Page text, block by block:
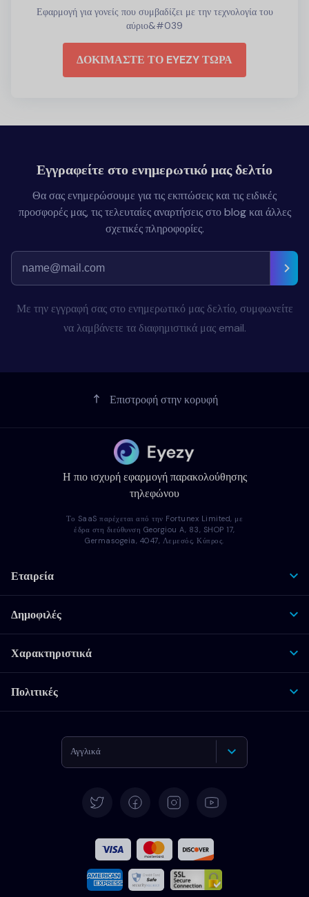
Εφαρμογή για γονείς που συμβαδίζει με την τεχνολογία του
αύριο&#039
ΔΟΚΙΜΑΣΤΕ ΤΟ EYEZY ΤΩΡΑ
Εγγραφείτε στο ενημερωτικό μας δελτίο
Θα σας ενημερώσουμε για τις εκπτώσεις και τις ειδικές
προσφορές μας, τις τελευταίες αναρτήσεις στο blog και άλλες
σχετικές πληροφορίες.
Με την εγγραφή σας στο ενημερωτικό μας δελτίο, συμφωνείτε
να λαμβάνετε τα διαφημιστικά μας email.
Επιστροφή στην κορυφή
Η πιο ισχυρή εφαρμογή παρακολούθησης
τηλεφώνου
Το SaaS παρέχεται από την Fortunex Limited, με
έδρα στη διεύθυνση Georgiou A, 83, SHOP 17,
Germasogeia, 4047, Λεμεσός, Κύπρος.
Εταιρεία
Δημοφιλές
Χαρακτηριστικά
Πολιτικές
Αγγλικά
Γαλλικά
Ιταλικά